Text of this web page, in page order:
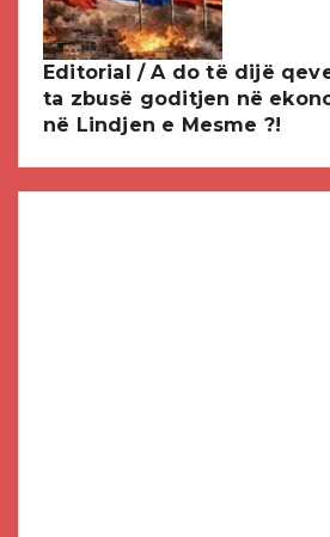
Editorial / A do të dijë
ta zbusë goditjen në
në Lindjen e Mesme ?!